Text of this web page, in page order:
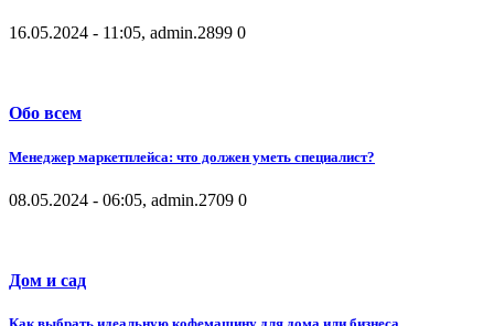
16.05.2024 - 11:05, admin.2899 0
Обо всем
Менеджер маркетплейса: что должен уметь специалист?
08.05.2024 - 06:05, admin.2709 0
Дом и сад